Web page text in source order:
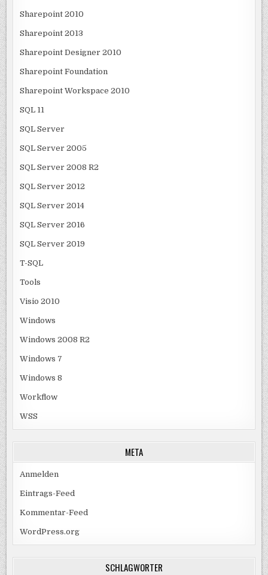
Sharepoint 2010
Sharepoint 2013
Sharepoint Designer 2010
Sharepoint Foundation
Sharepoint Workspace 2010
SQL 11
SQL Server
SQL Server 2005
SQL Server 2008 R2
SQL Server 2012
SQL Server 2014
SQL Server 2016
SQL Server 2019
T-SQL
Tools
Visio 2010
Windows
Windows 2008 R2
Windows 7
Windows 8
Workflow
WSS
META
Anmelden
Eintrags-Feed
Kommentar-Feed
WordPress.org
SCHLAGWÖRTER